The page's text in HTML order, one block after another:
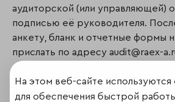
аудиторской (или управляющей)
подписью её руководителя.
анкету, бланк и отчетные формы
прислать по адресу audit@raex-
Порядок заполнения анкеты
инструкции к анкете.
На этом веб-сайте используются
для обеспечения быстрой